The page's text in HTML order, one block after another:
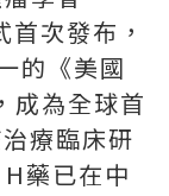
首次發布，
的《美國
成為全球首
療臨床研
藥已在中